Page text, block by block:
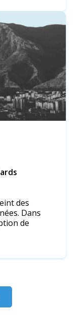
des
Dans
de